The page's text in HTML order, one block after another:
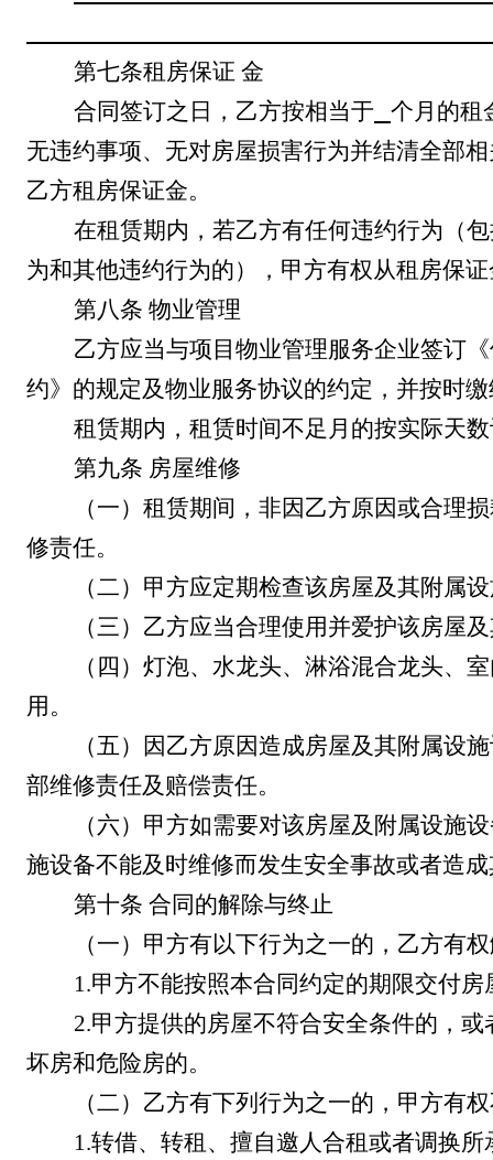
第七条租房保证 金
合同签订之日，乙方按相当于
个月的租
无违约事项、无对房屋损害行为并结清全部
乙方租房保证金。
在租赁期内，若乙方有任何违约行为（
为和其他违约行为的），甲方有权从租房保证
第八条 物业管理
乙方应当与项目物业管理服务企业签订《
约》的规定及物业服务协议的约定，并按时
租赁期内，租赁时间不足月的按实际天
第九条 房屋维修
（一）租赁期间，非因乙方原因或合理
修责任。
（二）甲方应定期检查该房屋及其附属
（三）乙方应当合理使用并爱护该房屋
（四）灯泡、水龙头、淋浴混合龙头、
用。
（五）因乙方原因造成房屋及其附属设
部维修责任及赔偿责任。
（六）甲方如需要对该房屋及附属设施
施设备不能及时维修而发生安全事故或者造
第十条 合同的解除与终止
（一）甲方有以下行为之一的，乙方有
1.甲方不能按照本合同约定的期限交付
2.甲方提供的房屋不符合安全条件的，
坏房和危险房的。
（二）乙方有下列行为之一的，甲方有
1.转借、转租、擅自邀人合租或者调换所